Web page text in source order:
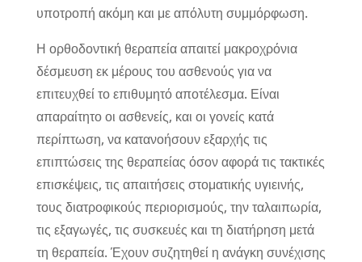
υποτροπή ακόμη και με απόλυτη συμμόρφωση.
Η ορθοδοντική θεραπεία απαιτεί μακροχρόνια
δέσμευση εκ μέρους του ασθενούς για να
επιτευχθεί το επιθυμητό αποτέλεσμα. Είναι
απαραίτητο οι ασθενείς, και οι γονείς κατά
περίπτωση, να κατανοήσουν εξαρχής τις
επιπτώσεις της θεραπείας όσον αφορά τις τακτικές
επισκέψεις, τις απαιτήσεις στοματικής υγιεινής,
τους διατροφικούς περιορισμούς, την ταλαιπωρία,
τις εξαγωγές, τις συσκευές και τη διατήρηση μετά
τη θεραπεία. Έχουν συζητηθεί η ανάγκη συνέχισης